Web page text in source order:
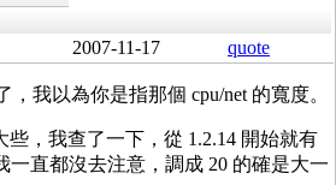
2007-11-17 quote
，我以為你是指那個 cpu/net 的寬度。
些，我查了一下，從 1.2.14 開始就有
一直都沒去注意，調成 20 的確是大一